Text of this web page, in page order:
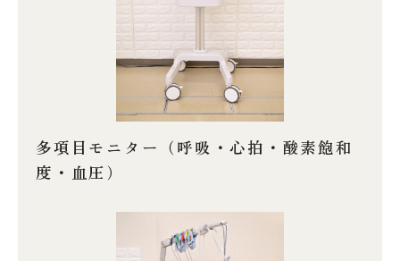
多項目モニター（呼吸・心拍・酸素飽和
度・血圧）